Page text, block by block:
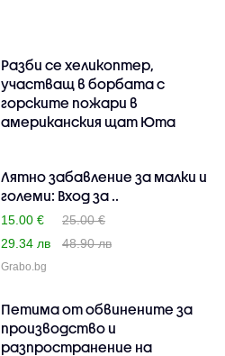
Разби се хеликоптер,
участващ в борбата с
горските пожари в
американския щат Юта
Лятно забавление за малки и
големи: Вход за ..
15.00 €
25.00 €
29.34 лв
48.90 лв
Grabo.bg
Петима от обвинените за
производство и
разпространение на